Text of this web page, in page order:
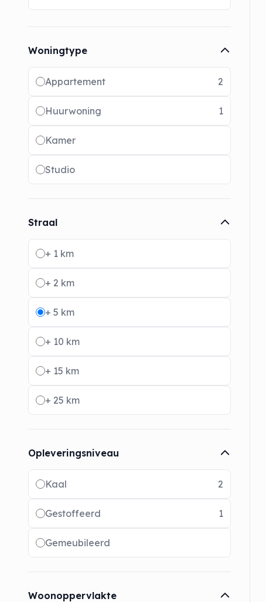
Woningtype
Radio buttons
Appartement 2
Huurwoning 1
Kamer
Studio
Straal
Radio buttons
+ 1 km
+ 2 km
+ 5 km
+ 10 km
+ 15 km
+ 25 km
Opleveringsniveau
Radio buttons
Kaal 2
Gestoffeerd 1
Gemeubileerd
Woonoppervlakte